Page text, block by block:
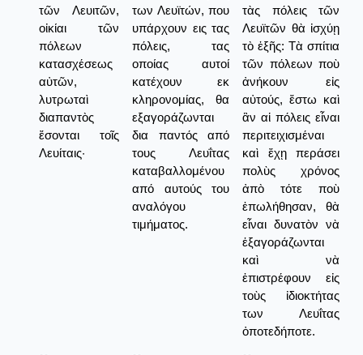
τῶν Λευιτῶν,
οἰκίαι τῶν
πόλεων
κατασχέσεως
αὐτῶν,
λυτρωταὶ
διαπαντὸς
ἔσονται τοῖς
Λευίταις·
των Λευϊτών, που
υπάρχουν εις τας
πόλεις, τας
οποίας αυτοί
κατέχουν εκ
κληρονομίας, θα
εξαγοράζωνται
δια παντός από
τους Λευΐτας
καταβαλλομένου
από αυτούς του
αναλόγου
τιμήματος.
τὰς πόλεις τῶν
Λευϊτῶν θὰ ἰσχύῃ
τὸ ἑξῆς: Τὰ σπίτια
τῶν πόλεων ποὺ
ἀνήκουν εἰς
αὐτούς, ἔστω καὶ
ἂν αἱ πόλεις εἶναι
περιτειχισμέναι
καὶ ἔχῃ περάσει
πολὺς χρόνος
ἀπὸ τότε ποὺ
ἐπωλήθησαν, θὰ
εἶναι δυνατὸν νὰ
ἑξαγοράζωνται
καὶ νὰ
ἐπιστρέφουν εἰς
τοὺς ἰδιοκτήτας
των Λευΐτας
ὀποτεδήποτε.